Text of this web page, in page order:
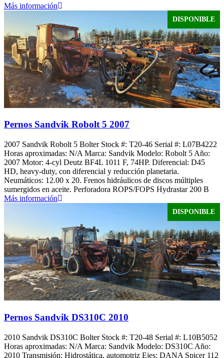
Más información
DISPONIBLE
Pernos Sandvik Robolt 5 2007
2007 Sandvik Robolt 5 Bolter Stock #: T20-46 Serial #: L07B4222
Horas aproximadas: N/A Marca: Sandvik Modelo: Robolt 5 Año:
2007 Motor: 4-cyl Deutz BF4L 1011 F, 74HP. Diferencial: D45
HD, heavy-duty, con diferencial y reducción planetaria.
Neumáticos: 12.00 x 20. Frenos hidráulicos de discos múltiples
sumergidos en aceite. Perforadora ROPS/FOPS Hydrastar 200 B
Más información
DISPONIBLE
Pernos Sandvik DS310C 2010
2010 Sandvik DS310C Bolter Stock #: T20-48 Serial #: L10B5052
Horas aproximadas: N/A Marca: Sandvik Modelo: DS310C Año:
2010 Transmisión: Hidrostática, automotriz Ejes: DANA Spicer 112